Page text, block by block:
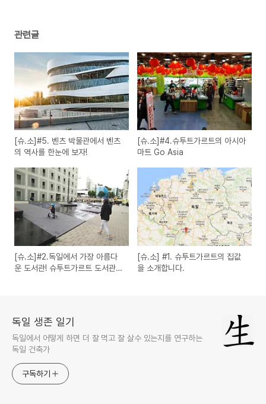
관련글
[슈.소]#5. 벤츠 박물관에서 벤츠
의 역사를 한눈에 보자!
[슈.소]#4.슈투트가르트의 아시아
마트 Go Asia
[슈.소]#2.독일에서 가장 아름다
운 도서관! 슈투트가르트 도서관
[슈.소] #1. 슈투트가르트의 집값
을 소개합니다.
독일 생존 일기
독일에서 어떻게 하면 더 잘 먹고 잘 살수 있는지를 연구하는
독일 건축가
구독하기